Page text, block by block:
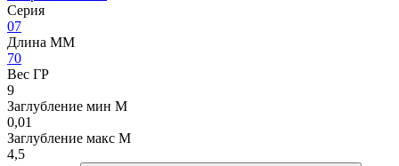
Серия
07
Длина ММ
70
Вес ГР
9
Заглубление мин М
0,01
Заглубление макс М
4,5